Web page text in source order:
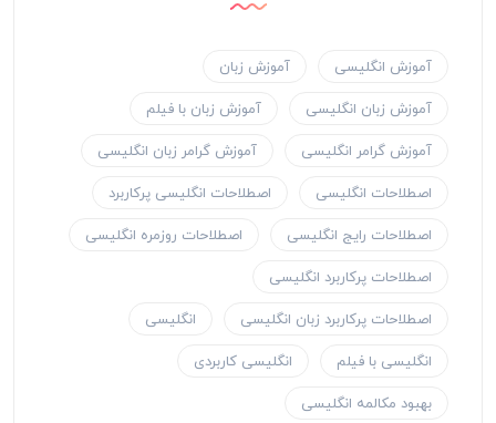
آموزش انگلیسی
آموزش زبان
آموزش زبان انگلیسی
آموزش زبان با فیلم
آموزش گرامر انگلیسی
آموزش گرامر زبان انگلیسی
اصطلاحات انگلیسی
اصطلاحات انگلیسی پرکاربرد
اصطلاحات رایج انگلیسی
اصطلاحات روزمره انگلیسی
اصطلاحات پرکاربرد انگلیسی
اصطلاحات پرکاربرد زبان انگلیسی
انگلیسی
انگلیسی با فیلم
انگلیسی کاربردی
بهبود مکالمه انگلیسی